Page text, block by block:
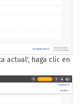
actual', haga clic en